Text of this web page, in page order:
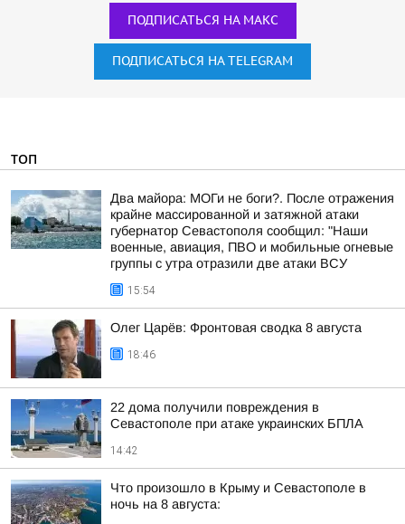
ПОДПИСАТЬСЯ НА МАКС
ПОДПИСАТЬСЯ НА TELEGRAM
ТОП
Два майора: МОГи не боги?. После отражения
крайне массированной и затяжной атаки
губернатор Севастополя сообщил: "Наши
военные, авиация, ПВО и мобильные огневые
группы с утра отразили две атаки ВСУ
15:54
Олег Царёв: Фронтовая сводка 8 августа
18:46
22 дома получили повреждения в
Севастополе при атаке украинских БПЛА
14:42
Что произошло в Крыму и Севастополе в
ночь на 8 августа: